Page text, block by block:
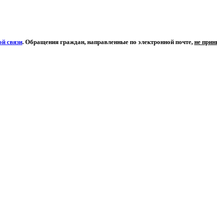
связи. Обращения граждан, направленные по электронной почте, не